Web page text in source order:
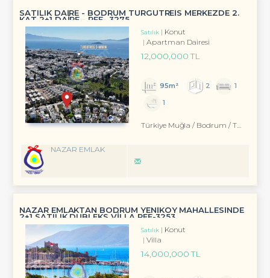
SATILIK DAİRE - BODRUM TURGUTREİS MERKEZDE 2.
KAT 2+1 DAİRE - REF- 3275
Satılık
Konut
Apartman Dairesi
12,000,000 TL
95m² 2
1
1
Türkiye Muğla / Bodrum / Turgutreis
NAZAR EMLAK
NAZAR EMLAKTAN BODRUM YENIKÖY MAHALLESINDE
2+1 SATILIK DUBLEKS VİLLA REF-3253
Satılık
Konut
Villa
14,000,000 TL